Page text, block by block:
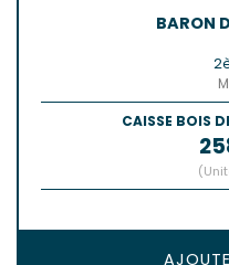
BARON
CAISSE BOIS